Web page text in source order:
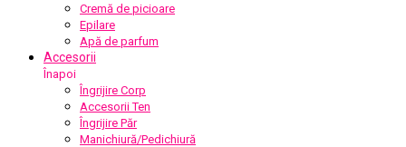
Cremă de picioare
Epilare
Apă de parfum
Accesorii
Înapoi
Îngrijire Corp
Accesorii Ten
Îngrijire Păr
Manichiură/Pedichiură